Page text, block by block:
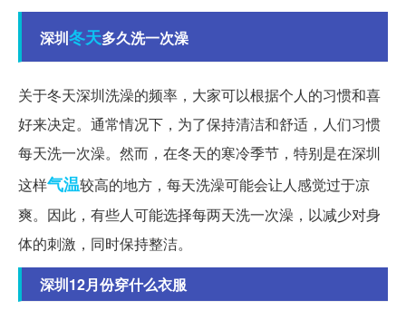
深圳冬天多久洗一次澡
关于冬天深圳洗澡的频率，大家可以根据个人的习惯和喜
好来决定。通常情况下，为了保持清洁和舒适，人们习惯
每天洗一次澡。然而，在冬天的寒冷季节，特别是在深圳
这样气温较高的地方，每天洗澡可能会让人感觉过于凉
爽。因此，有些人可能选择每两天洗一次澡，以减少对身
体的刺激，同时保持整洁。
深圳12月份穿什么衣服